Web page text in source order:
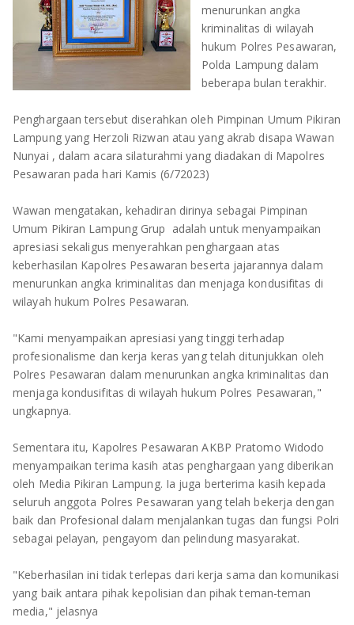
LAMPUNG TIMUR
LAMPUNG BARAT
LAMPUNG SELATAN
PESAWARAN
TANGGAMUS
TULANG BAWANG
TULANG BAWANG BARAT
WAY KANAN
PRINGSEWU
menurunkan angka
kriminalitas di wilayah
hukum Polres Pesawaran,
Polda Lampung dalam
beberapa bulan terakhir.
Penghargaan tersebut diserahkan oleh Pimpinan Umum Pikiran
Lampung yang Herzoli Rizwan atau yang akrab disapa Wawan
Nunyai , dalam acara silaturahmi yang diadakan di Mapolres
Pesawaran pada hari Kamis (6/72023)
Wawan mengatakan, kehadiran dirinya sebagai Pimpinan
Umum Pikiran Lampung Grup adalah untuk menyampaikan
apresiasi sekaligus menyerahkan penghargaan atas
keberhasilan Kapolres Pesawaran beserta jajarannya dalam
menurunkan angka kriminalitas dan menjaga kondusifitas di
wilayah hukum Polres Pesawaran.
"Kami menyampaikan apresiasi yang tinggi terhadap
profesionalisme dan kerja keras yang telah ditunjukkan oleh
Polres Pesawaran dalam menurunkan angka kriminalitas dan
menjaga kondusifitas di wilayah hukum Polres Pesawaran,"
ungkapnya.
Sementara itu, Kapolres Pesawaran AKBP Pratomo Widodo
menyampaikan terima kasih atas penghargaan yang diberikan
oleh Media Pikiran Lampung. Ia juga berterima kasih kepada
seluruh anggota Polres Pesawaran yang telah bekerja dengan
baik dan Profesional dalam menjalankan tugas dan fungsi Polri
sebagai pelayan, pengayom dan pelindung masyarakat.
"Keberhasilan ini tidak terlepas dari kerja sama dan komunikasi
yang baik antara pihak kepolisian dan pihak teman-teman
media," jelasnya